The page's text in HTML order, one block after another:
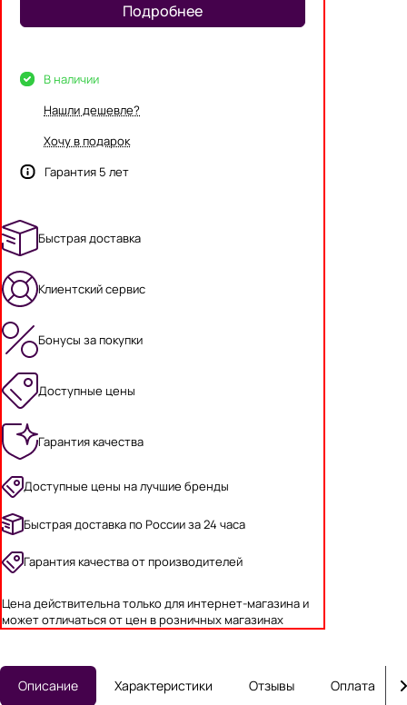
Подробнее
В наличии
Нашли дешевле?
Хочу в подарок
Гарантия 5 лет
Быстрая доставка
Клиентский сервис
Бонусы за покупки
Доступные цены
Гарантия качества
Доступные цены на лучшие бренды
Быстрая доставка по России за 24 часа
Гарантия качества от производителей
Цена действительна только для интернет-магазина и
может отличаться от цен в розничных магазинах
Описание Характеристики Отзывы Оплата